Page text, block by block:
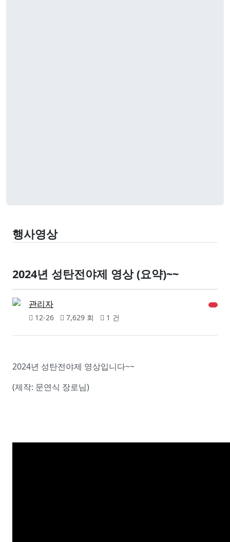
행사영상
2024년 성탄전야제 영상 (요약)~~
관리자
12-26 7,629 회 1 건
2024년 성탄전야제 영상입니다~~
(제작: 문연식 장로님)